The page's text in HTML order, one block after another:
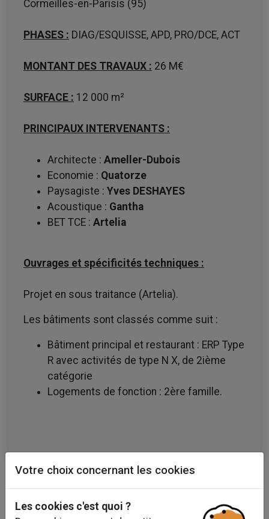
Cormeilles-en-Parisis (95)
PHASES : DIAG/ESQUISSE, APD, PRO/DCE, ACT
MONTANT DES TRAVAUX : 26 M€
SURFACE : 12 000 m²
PRINCIPAUX INTERVENANTS :
Architecte : Ameller-Dubois
Economie : Quatorze
Paysagiste : Yves DESHAYES
Acoustique : Gantha
BET TCE : Artelia
Ouvrages et spécificités techniques :
Projet en sous traitance (Artelia).
Les bâtiments sont classés comme suit :
Bâtiment principal et restaurant : ERP Type
R avec activités de type N X, de 2ième
catégorie
Logements de fonction : 2ère famille.
Votre choix concernant les cookies
Les cookies c'est quoi ?